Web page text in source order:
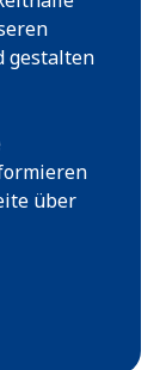
gestalten
über